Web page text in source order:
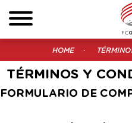
HOME
TÉRMINOS Y
FORMULARIO DE